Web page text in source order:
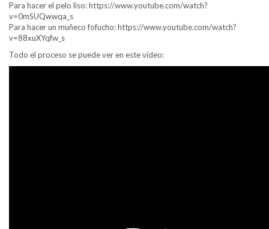
Para hacer el pelo liso: https://www.youtube.com/watch?
v=0mSUQwwqa_s
Para hacer un muñeco fofucho: https://www.youtube.com/watch?
v=88xuXYqfw_s
Todo el proceso se puede ver en este vídeo: